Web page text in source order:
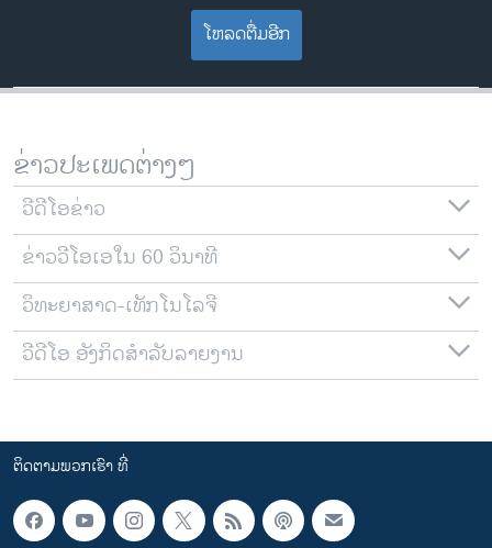
ໂຫລດຕື່ມອີກ
ຂ່າວປະເພດຕ່າງໆ
ວີດີໂອຂ່າວ
ຂ່າວວີໂອເອໃນ 60 ວິນາທີ
ວິທະຍາສາດ-ເທັກໂນໂລຈີ
ວີດີໂອ ອັງກິດສຳລັບລາຍງານ
ຕິດຕາມພວກເຮົາ ທີ່